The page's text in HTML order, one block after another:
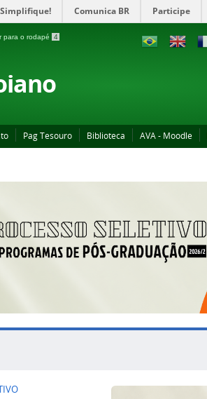
Simplifique! Comunica BR Participe
para o rodapé 4
Pag Tesouro Biblioteca AVA - Moodle